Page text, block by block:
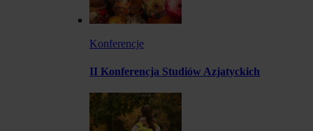
Konferencje
II Konferencja Studiów Azjatyckich